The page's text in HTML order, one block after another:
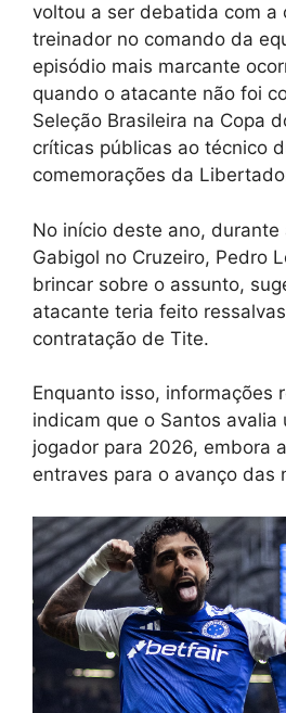
voltou a ser debatida com a
treinador no comando da
episódio mais marcante
quando o atacante não foi
Seleção Brasileira na Copa
críticas públicas ao técnico
comemorações da
No início deste ano,
Gabigol no Cruzeiro, Pedro
brincar sobre o assunto,
atacante teria feito
contratação de Tite.
Enquanto isso, informações
indicam que o Santos
jogador para 2026, embora
entraves para o avanço das